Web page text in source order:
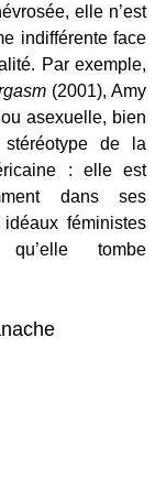
elle n’est
indifférente face
Par exemple,
(2001), Amy
asexuelle, bien
stéréotype de la
: elle est
dans ses
féministes
tombe